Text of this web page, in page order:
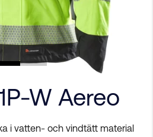
W Aereo
i vatten- och vindtätt material